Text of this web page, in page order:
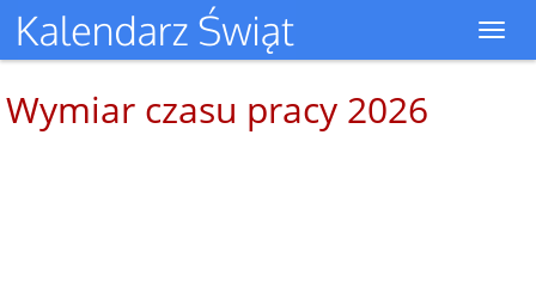
Wymiar czasu pracy 2026